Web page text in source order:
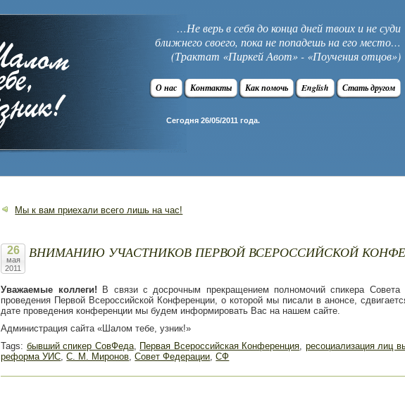
…Не верь в себя до конца дней твоих и не суди
ближнего своего, пока не попадешь на его место…
(Трактат «Пиркей Авот» - «Поучения отцов»)
О нас Контакты Как помочь English Стать другом
Сегодня 26/05/2011 года.
Мы к вам приехали всего лишь на час!
26
мая
2011
ВНИМАНИЮ УЧАСТНИКОВ ПЕРВОЙ ВСЕРОССИЙСКОЙ
Уважаемые коллеги!
В связи с досрочным прекращением полномочий спикера
проведения Первой Всероссийской Конференции, о которой мы писали в анонсе,
дате проведения конференции мы будем информировать Вас на нашем сайте.
Администрация сайта «Шалом тебе, узник!»
Tags: бывший спикер СовФеда, Первая Всероссийская Конференция, ресоциализация лиц
реформа УИС,С. М. Миронов,Совет Федерации,СФ